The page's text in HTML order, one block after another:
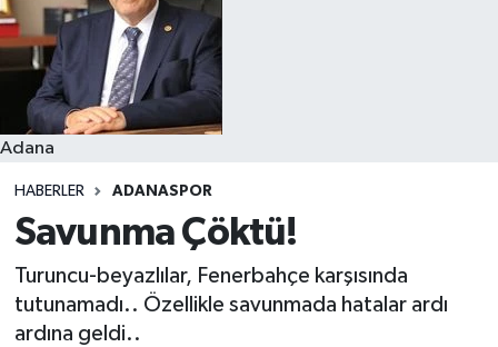
Adana
HABERLER ADANASPOR
Savunma Çöktü!
Turuncu-beyazlılar, Fenerbahçe karşısında
tutunamadı.. Özellikle savunmada hatalar ardı
ardına geldi..
Resmi İlanlar